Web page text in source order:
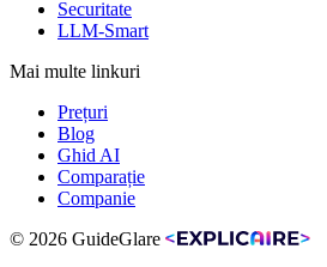
Securitate
LLM-Smart
Mai multe linkuri
Prețuri
Blog
Ghid AI
Comparație
Companie
© 2026 GuideGlare